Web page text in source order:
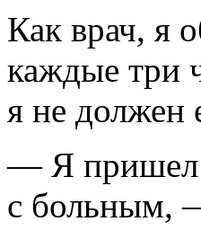
Как врач, я
каждые три
я не должен
— Я пришел
с больным,